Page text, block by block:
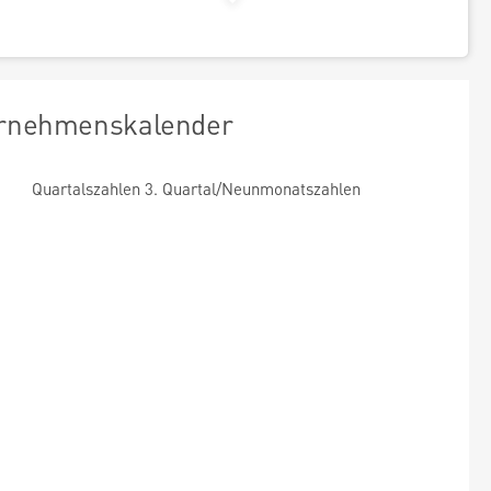
Quartalszahlen 3. Quartal/Neunmonatszahlen